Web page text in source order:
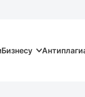
Бизнесу